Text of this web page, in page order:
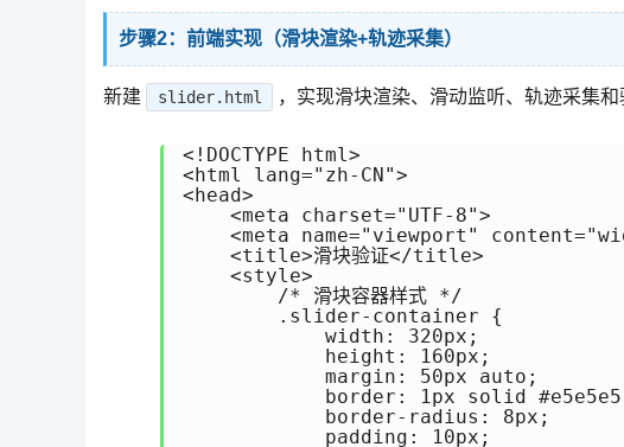
步骤2：前端实现（滑块渲染+轨迹采集）
新建 slider.html ，实现滑块渲染、滑动监听、轨迹采集和
<!DOCTYPE html>
<html lang="zh-CN">
<head>
    <meta charset="UTF-8">
<meta name="viewport"
    <title>滑块验证</title>
    <style>
        /* 滑块容器样式 */
        .slider-container {
            width: 320px;
            height: 160px;
            margin: 50px auto;
border: 1px solid
            border-radius: 8px;
            padding: 10px;